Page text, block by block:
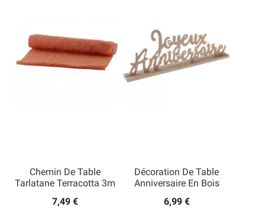
Chemin De Table
Tarlatane Terracotta 3m
7,49 €
Décoration De Table
Anniversaire En Bois
6,99 €